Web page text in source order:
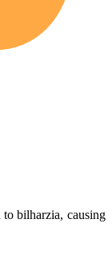
tobilharzia, causing